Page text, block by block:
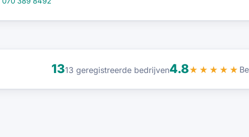
1313 geregistreerde bedrijven4.8★★★★★